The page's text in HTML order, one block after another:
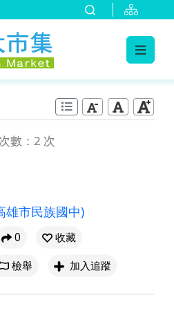
數：2 次
雄市民族國中)
0
收藏
檢舉 加入追蹤